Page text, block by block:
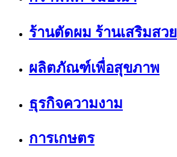
ร้านตัดผม ร้านเสริมสวย
ผลิตภัณฑ์เพื่อสุขภาพ
ธุรกิจความงาม
การเกษตร